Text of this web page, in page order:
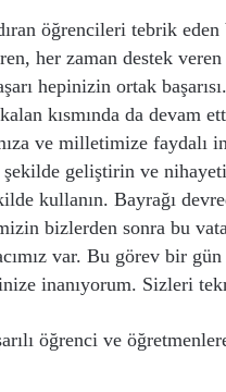
öğrencileri tebrik eden
her zaman destek
hepinizin ortak
kalan kısmında da devam
ve milletimize faydalı
geliştirin ve
kullanın. Bayrağı
bizlerden sonra bu
var. Bu görev bir
inanıyorum. Sizleri
öğrenci ve